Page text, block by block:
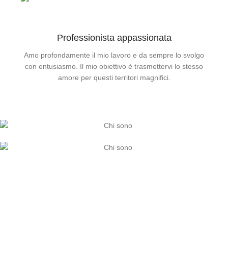
Professionista appassionata
Amo profondamente il mio lavoro e da sempre lo svolgo
con entusiasmo. Il mio obiettivo è trasmettervi lo stesso
amore per questi territori magnifici.